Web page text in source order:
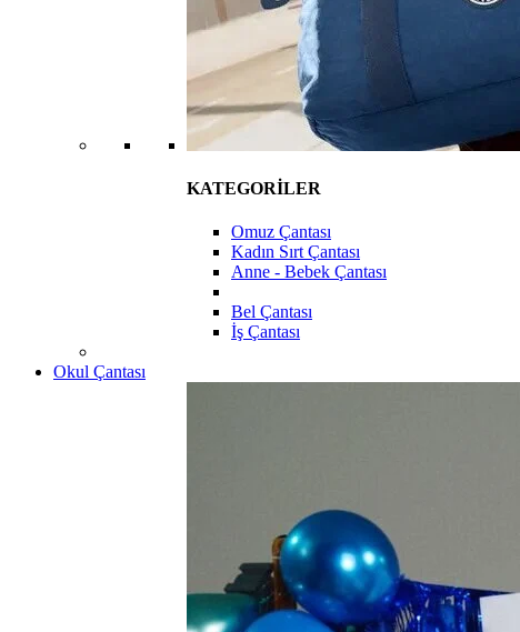
KATEGORİLER
Omuz Çantası
Kadın Sırt Çantası
Anne - Bebek Çantası
Bel Çantası
İş Çantası
Okul Çantası